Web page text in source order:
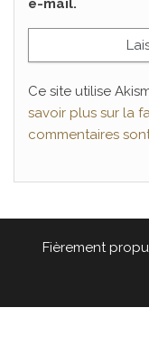
e-mail.
Ce site utilise
savoir plus sur la
commentaires
Fièrement